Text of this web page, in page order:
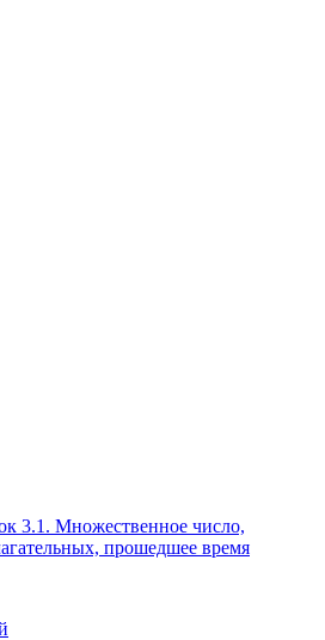
3.1. Множественное число,
прошедшее время